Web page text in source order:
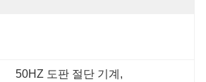
50HZ 도판 절단 기계 ,